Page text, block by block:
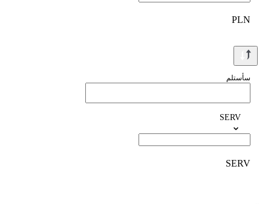
PLN
سأستلم
SERV
SERV